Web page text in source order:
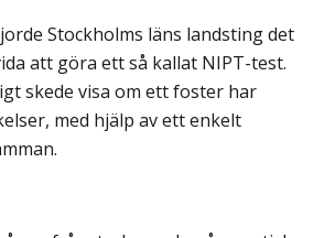
Stockholms läns landsting det
att göra ett så kallat NIPT-test.
skede visa om ett foster har
med hjälp av ett enkelt